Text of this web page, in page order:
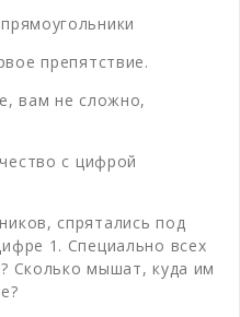
препятствие.
вам не сложно,
с цифрой
спрятались под
1. Специально всех
Сколько мышат, куда им